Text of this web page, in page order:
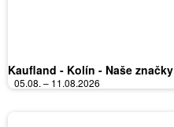
Kaufland - Kolín - Naše značky
05.08. – 11.08.2026